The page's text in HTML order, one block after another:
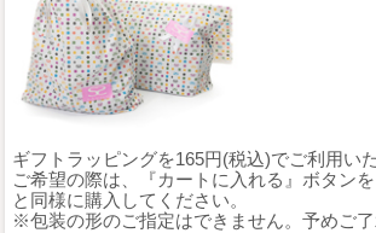
ギフトラッピングを165円(税込)でご利用い
ご希望の際は、『カートに入れる』ボタン
と同様に購入してください。
※包装の形のご指定はできません。予めご了